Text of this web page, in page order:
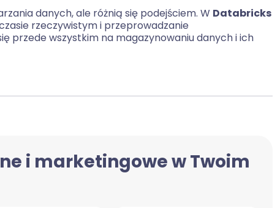
danych, ale różnią się podejściem. W Databricks
rzeczywistym i przeprowadzanie
przede wszystkim na magazynowaniu danych i ich
i marketingowe w Twoim